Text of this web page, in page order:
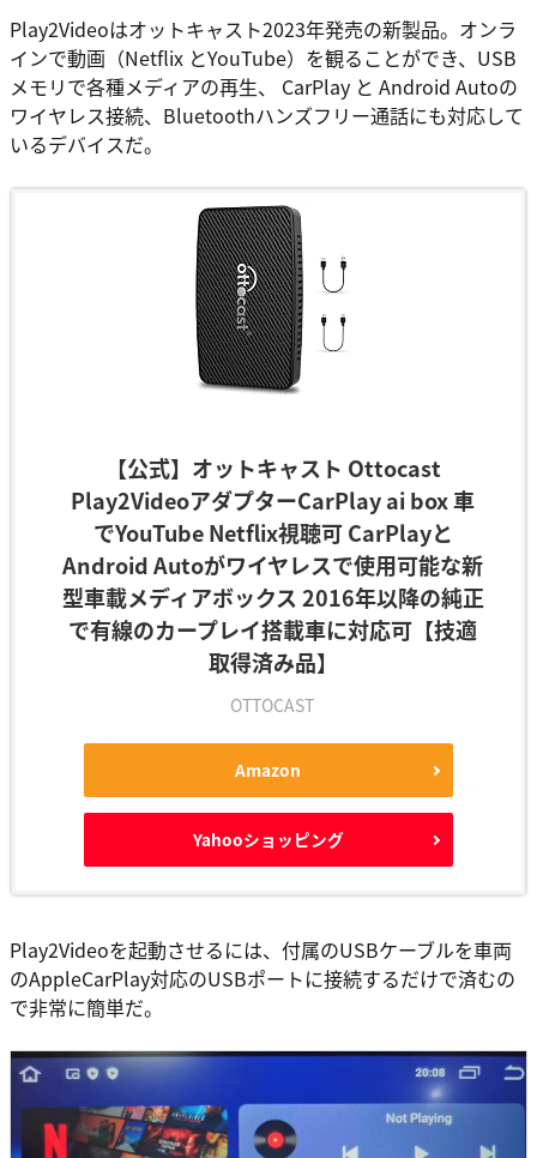
Play2Videoはオットキャスト2023年発売の新製品。オンラ
インで動画（Netflix とYouTube）を観ることができ、USB
メモリで各種メディアの再生、 CarPlay と Android Autoの
ワイヤレス接続、Bluetoothハンズフリー通話にも対応して
いるデバイスだ。
【公式】オットキャスト Ottocast
Play2VideoアダプターCarPlay ai box 車
でYouTube Netflix視聴可 CarPlayと
Android Autoがワイヤレスで使用可能な新
型車載メディアボックス 2016年以降の純正
で有線のカープレイ搭載車に対応可【技適
取得済み品】
OTTOCAST
Amazon
Yahooショッピング
Play2Videoを起動させるには、付属のUSBケーブルを車両
のAppleCarPlay対応のUSBポートに接続するだけで済むの
で非常に簡単だ。